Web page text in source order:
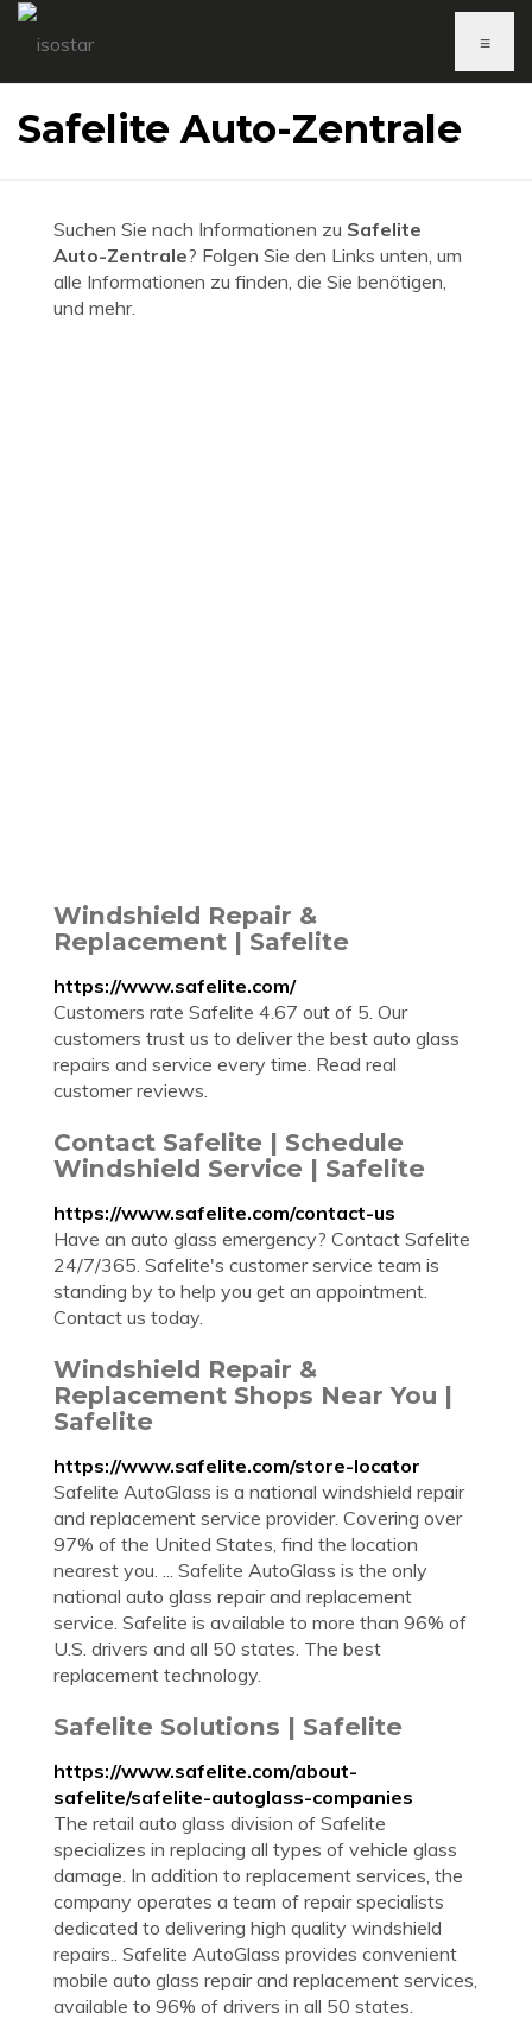
≡
Safelite Auto-Zentrale
Suchen Sie nach Informationen zu Safelite
Auto-Zentrale? Folgen Sie den Links unten, um
alle Informationen zu finden, die Sie benötigen,
und mehr.
Windshield Repair &
Replacement | Safelite
https://www.safelite.com/
Customers rate Safelite 4.67 out of 5. Our
customers trust us to deliver the best auto glass
repairs and service every time. Read real
customer reviews.
Contact Safelite | Schedule
Windshield Service | Safelite
https://www.safelite.com/contact-us
Have an auto glass emergency? Contact Safelite
24/7/365. Safelite's customer service team is
standing by to help you get an appointment.
Contact us today.
Windshield Repair &
Replacement Shops Near You |
Safelite
https://www.safelite.com/store-locator
Safelite AutoGlass is a national windshield repair
and replacement service provider. Covering over
97% of the United States, find the location
nearest you. ... Safelite AutoGlass is the only
national auto glass repair and replacement
service. Safelite is available to more than 96% of
U.S. drivers and all 50 states. The best
replacement technology.
Safelite Solutions | Safelite
https://www.safelite.com/about-
safelite/safelite-autoglass-companies
The retail auto glass division of Safelite
specializes in replacing all types of vehicle glass
damage. In addition to replacement services, the
company operates a team of repair specialists
dedicated to delivering high quality windshield
repairs.. Safelite AutoGlass provides convenient
mobile auto glass repair and replacement services,
available to 96% of drivers in all 50 states.